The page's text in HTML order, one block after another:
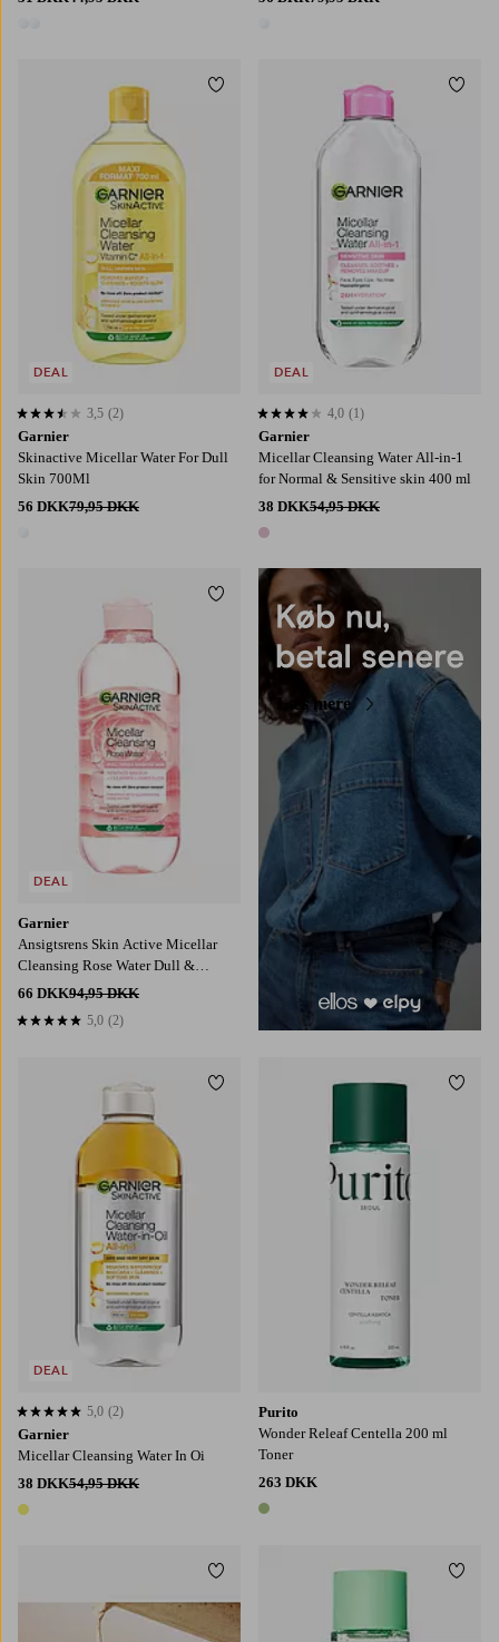
Garnier
Skinactive Micellar Water For Dull
Skin 700Ml
56 DKK79,95 DKK
3,5 baseret på 2 bedømmelser
3,5 (2)
DEAL
Tilføj til favoritter
Garnier
Micellar Cleansing Water All-in-1
for Normal & Sensitive skin 400 ml
38 DKK54,95 DKK
1 farve
4,0 baseret på 1 bedømmelser
4,0 (1)
DEAL
Garnier
Ansigtsrens Skin Active Micellar
Cleansing Rose Water Dull &
Sensitive Skin 400 ml
66 DKK94,95 DKK
5,0 baseret på 2 bedømmelser
5,0 (2)
DEAL
Tilføj til favoritter
Læs mere
Garnier
Micellar Cleansing Water In Oi
38 DKK54,95 DKK
1 farve
5,0 baseret på 2 bedømmelser
5,0 (2)
DEAL
Tilføj til favoritter
Purito
Wonder Releaf Centella 200 ml
Toner
263 DKK
1 farve
Tilføj til favoritter